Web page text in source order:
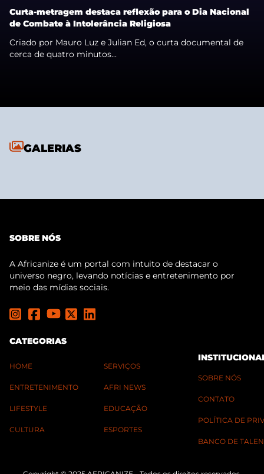
Curta-metragem destaca reflexão para o Dia Nacional
de Combate à Intolerância Religiosa
Criado por Mauro Luz e Julian Ed, o curta documental de
cerca de quatro minutos...
GALERIAS
SOBRE NÓS
A Africanize é um portal com intuito de destacar o
universo negro, levando notícias e entretenimento por
meio das mídias sociais.
CATEGORIAS
HOME
ENTRETENIMENTO
LIFESTYLE
CULTURA
SERVIÇOS
AFRI NEWS
EDUCAÇÃO
ESPORTES
SOBRE NÓS
CONTATO
POLÍTICA DE
BANCO DE